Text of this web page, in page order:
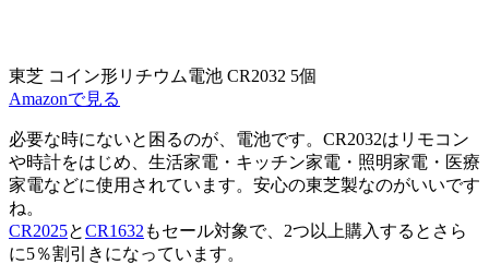
東芝 コイン形リチウム電池 CR2032 5個
Amazonで見る
必要な時にないと困るのが、電池です。CR2032はリモコン
や時計をはじめ、生活家電・キッチン家電・照明家電・医療
家電などに使用されています。安心の東芝製なのがいいです
ね。
CR2025とCR1632 もセール対象で、2つ以上購入するとさら
に5％割引きになっています。